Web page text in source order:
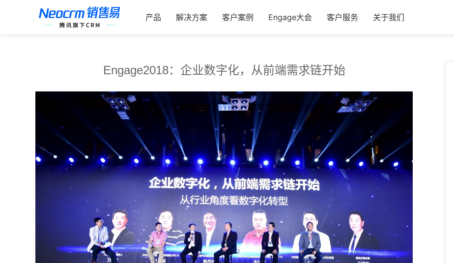
产品 解决方案 客户案例 Engage大会 客户服务 关于我们
Engage2018：企业数字化，从前端需求链开始